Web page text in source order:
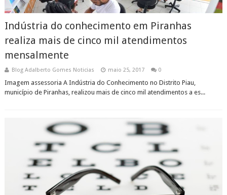
Indústria do conhecimento em Piranhas
realiza mais de cinco mil atendimentos
mensalmente
Blog Adalberto Gomes Noticias maio 25, 2017 0
Imagem assessoria A Indústria do Conhecimento no Distrito Piau,
município de Piranhas, realizou mais de cinco mil atendimentos a es...